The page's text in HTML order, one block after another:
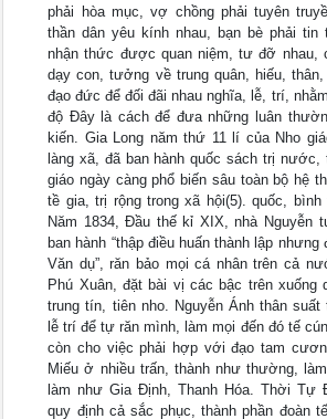
phải hòa mục, vợ chồng phải tuyên
thần dân yêu kính nhau, bạn bè phải tin
nhận thức được quan niệm, tư đỡ nhau,
dạy con, tưởng về trung quân, hiếu,
đạo đức để đối đãi nhau nghĩa, lễ, trí,
độ Đây là cách để đưa những luân
kiến. Gia Long năm thứ 11 lí của Nho
làng xã, đã ban hành quốc sách trị nước,
giáo ngày càng phổ biến sâu toàn bộ hệ
tề gia, trị rộng trong xã hội(5). quốc, bình
Năm 1834, Đầu thế kỉ XIX, nhà Nguyễn
ban hành “thập điều huấn thành lập
Văn dụ”, răn bảo mọi cá nhân trên cả
Phú Xuân, đặt bài vị các bậc trên xuống
trung tín, tiên nho. Nguyễn Ánh thân suất
lễ trí để tự răn mình, làm mọi đến đó tế
còn cho việc phải hợp với đạo tam
Miếu ở nhiều trấn, thành như thường,
làm như Gia Định, Thanh Hóa. Thời Tự
quy định cả sắc phục, thành phần đoàn